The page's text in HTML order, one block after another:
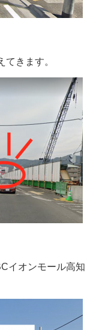
きます。
イオンモール高知